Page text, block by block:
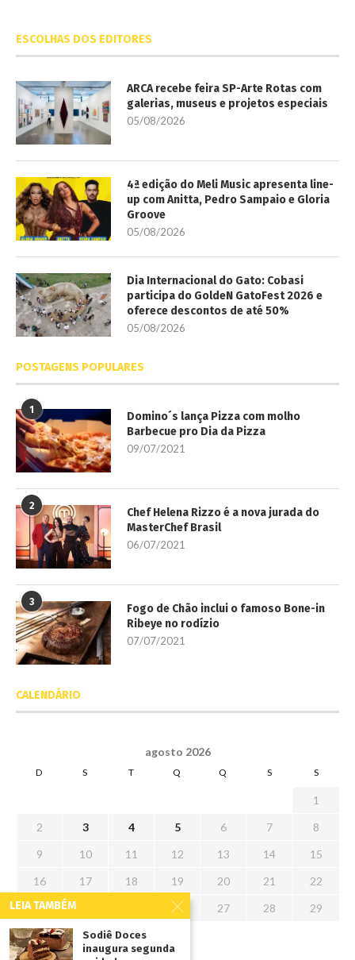
ESCOLHAS DOS EDITORES
ARCA recebe feira SP-Arte Rotas com
galerias, museus e projetos especiais
05/08/2026
4ª edição do Meli Music apresenta line-
up com Anitta, Pedro Sampaio e Gloria
Groove
05/08/2026
Dia Internacional do Gato: Cobasi
participa do GoldeN GatoFest 2026 e
oferece descontos de até 50%
05/08/2026
POSTAGENS POPULARES
1
Domino´s lança Pizza com molho
Barbecue pro Dia da Pizza
09/07/2021
2
Chef Helena Rizzo é a nova jurada do
MasterChef Brasil
06/07/2021
3
Fogo de Chão inclui o famoso Bone-in
Ribeye no rodízio
07/07/2021
CALENDÁRIO
agosto 2026
D S T Q Q S S
1
2
3 4 5 6 7
8
9
10 11 12 13 14
15
16
17 18 19 20 21
22
23
26 27 28
29
30
31
LEIA TAMBÉM
Sodiê Doces
inaugura segunda